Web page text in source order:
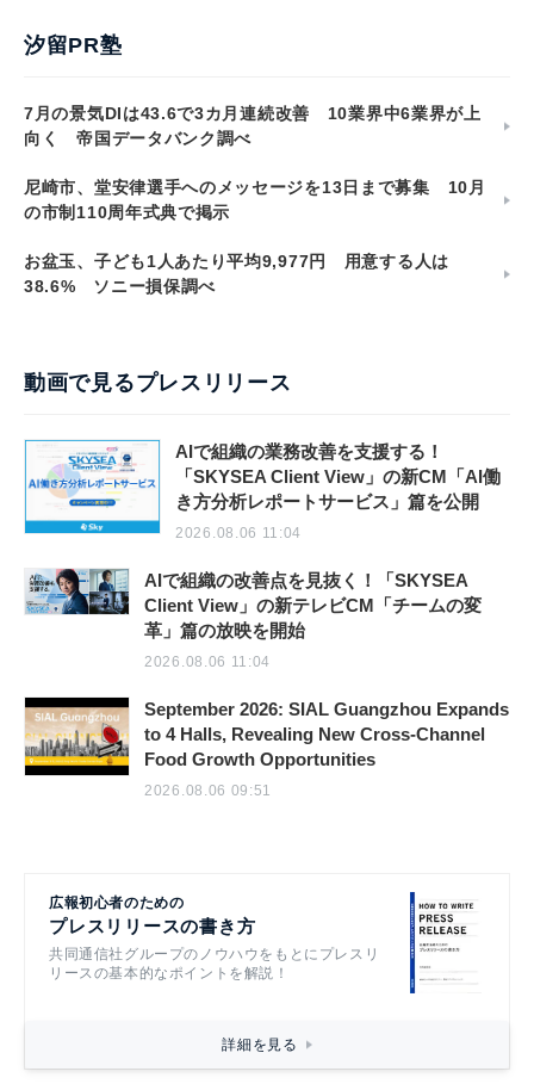
汐留PR塾
7月の景気DIは43.6で3カ月連続改善 10業界中6業界が上
向く 帝国データバンク調べ
尼崎市、堂安律選手へのメッセージを13日まで募集 10月
の市制110周年式典で掲示
お盆玉、子ども1人あたり平均9,977円 用意する人は
38.6% ソニー損保調べ
動画で見るプレスリリース
AIで組織の業務改善を支援する！
「SKYSEA Client View」の新CM「AI働
き方分析レポートサービス」篇を公開
2026.08.06 11:04
AIで組織の改善点を見抜く！「SKYSEA
Client View」の新テレビCM「チームの変
革」篇の放映を開始
2026.08.06 11:04
September 2026: SIAL Guangzhou Expands
to 4 Halls, Revealing New Cross-Channel
Food Growth Opportunities
2026.08.06 09:51
広報初心者のための
プレスリリースの書き方
共同通信社グループのノウハウをもとにプレスリ
リースの基本的なポイントを解説！
詳細を見る